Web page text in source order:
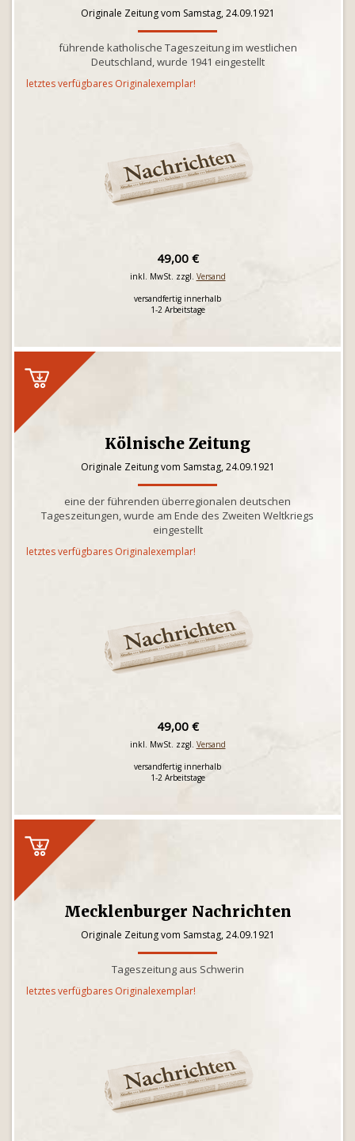
Originale Zeitung vom Samstag, 24.09.1921
führende katholische Tageszeitung im westlichen
Deutschland, wurde 1941 eingestellt
letztes verfügbares Originalexemplar!
49,00 €
inkl. MwSt. zzgl. Versand
versandfertig innerhalb
1-2 Arbeitstage
Kölnische Zeitung
Originale Zeitung vom Samstag, 24.09.1921
eine der führenden überregionalen deutschen
Tageszeitungen, wurde am Ende des Zweiten Weltkriegs
eingestellt
letztes verfügbares Originalexemplar!
49,00 €
inkl. MwSt. zzgl. Versand
versandfertig innerhalb
1-2 Arbeitstage
Mecklenburger Nachrichten
Originale Zeitung vom Samstag, 24.09.1921
Tageszeitung aus Schwerin
letztes verfügbares Originalexemplar!